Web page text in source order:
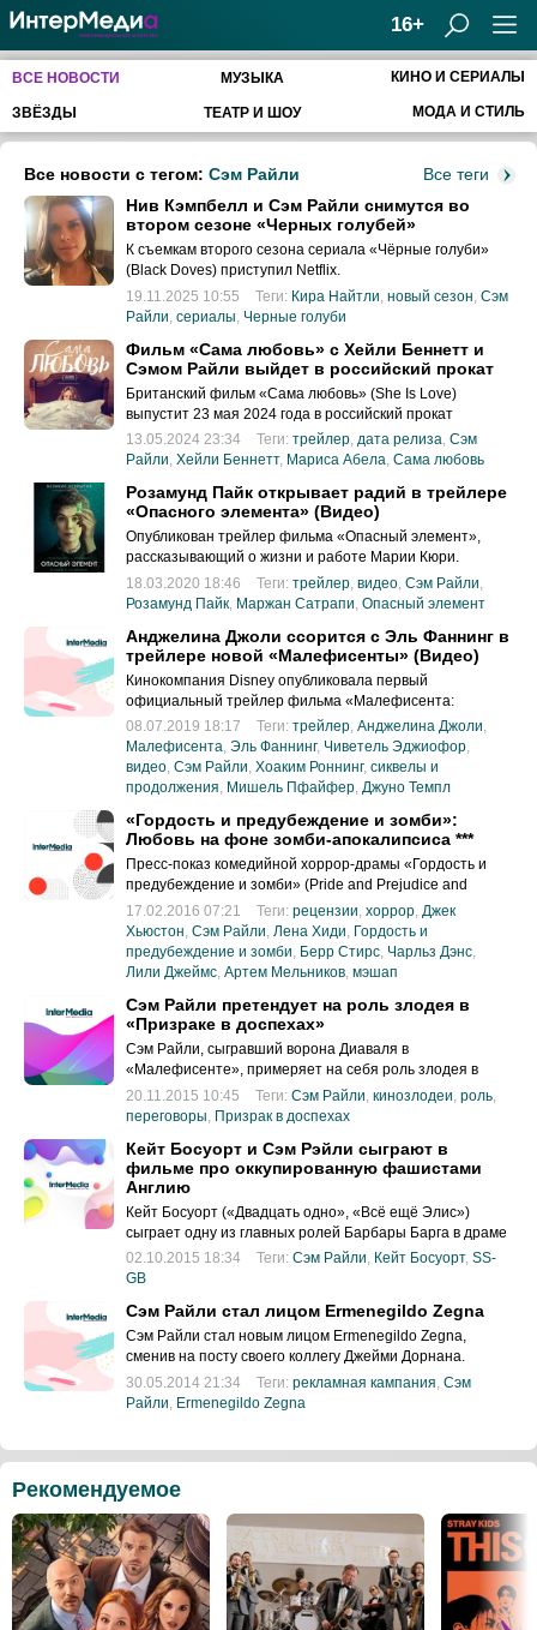
ВСЕ НОВОСТИ МУЗЫКА КИНО И СЕРИАЛЫ
ЗВЁЗДЫ ТЕАТР И ШОУ МОДА И СТИЛЬ
Все теги
Все новости с тегом: Сэм Райли
Нив Кэмпбелл и Сэм Райли снимутся во
втором сезоне «Черных голубей»
К съемкам второго сезона сериала «Чёрные голуби»
(Black Doves) приступил Netflix.
19.11.2025 10:55
Теги: Кира Найтли новый сезон Сэм
Райли сериалы Черные голуби
Фильм «Сама любовь» с Хейли Беннетт и
Сэмом Райли выйдет в российский прокат
Британский фильм «Сама любовь» (She Is Love)
выпустит 23 мая 2024 года в российский прокат
кинокомпания TenLetters.
13.05.2024 23:34 Теги: трейлер, дата релиза, Сэм
Райли, Хейли Беннетт, Мариса Абела, Сама любовь
Розамунд Пайк открывает радий в трейлере
«Опасного элемента» (Видео)
Опубликован трейлер фильма «Опасный элемент»,
рассказывающий о жизни и работе Марии Кюри.
18.03.2020 18:46
Теги: трейлер видео Сэм Райли
Розамунд Пайк Маржан Сатрапи Опасный элемент
Анджелина Джоли ссорится с Эль Фаннинг в
трейлере новой «Малефисенты» (Видео)
Кинокомпания Disney опубликовала первый
официальный трейлер фильма «Малефисента:
Владычица тьмы»
08.07.2019 18:17 Теги: трейлер, Анджелина Джоли,
Малефисента, Эль Фаннинг, Чиветель Эджиофор,
видео, Сэм Райли, Хоаким Роннинг, сиквелы и
продолжения, Мишель Пфайфер, Джуно Темпл
«Гордость и предубеждение и зомби»:
Любовь на фоне зомби-апокалипсиса ***
Пресс-показ комедийной хоррор-драмы «Гордость и
предубеждение и зомби» (Pride and Prejudice and
Zombies, США
17.02.2016 07:21 Теги: рецензии, хоррор, Джек
Хьюстон, Сэм Райли, Лена Хиди, Гордость и
предубеждение и зомби, Берр Стирс, Чарльз Дэнс,
Лили Джеймс, Артем Мельников, мэшап
Сэм Райли претендует на роль злодея в
«Призраке в доспехах»
Сэм Райли, сыгравший ворона Диаваля в
«Малефисенте», примеряет на себя роль злодея в
голливудском ремейке культового аниме
20.11.2015 10:45 Теги: Сэм Райли кинозлодеи роль
переговоры Призрак в доспехах
Кейт Босуорт и Сэм Рэйли сыграют в
фильме про оккупированную фашистами
Англию
Кейт Босуорт («Двадцать одно», «Всё ещё Элис»)
сыграет одну из главных ролей Барбары Барга в драме
под названием «SS-GB», которая снимается для
телеканала BBC.
02.10.2015 18:34 Теги: Сэм Райли, Кейт Босуорт, SS-
GB
Сэм Райли стал лицом Ermenegildo Zegna
Сэм Райли стал новым лицом Ermenegildo Zegna,
сменив на посту своего коллегу Джейми Дорнана.
30.05.2014 21:34
Теги: рекламная кампания Сэм
Райли Ermenegildo Zegna
Рекомендуемое
16+